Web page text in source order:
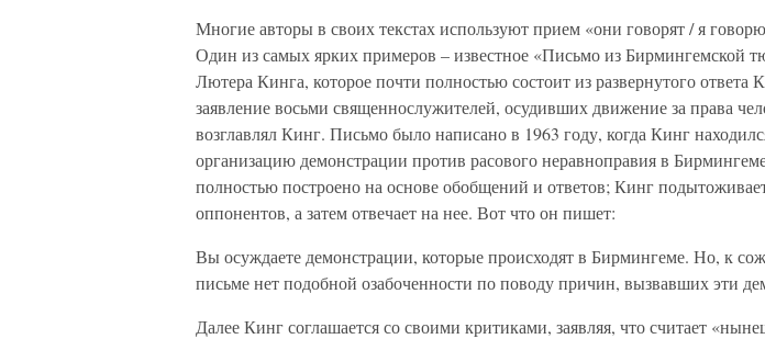
Многие авторы в своих текстах используют прием «они говорят / я
Один из самых ярких примеров – известное «Письмо из Бирмингемской
Лютера Кинга, которое почти полностью состоит из развернутого ответа
заявление восьми священнослужителей, осудивших движение за права
возглавлял Кинг. Письмо было написано в 1963 году, когда Кинг
организацию демонстрации против расового неравноправия в
полностью построено на основе обобщений и ответов; Кинг
оппонентов, а затем отвечает на нее. Вот что он пишет:
Вы осуждаете демонстрации, которые происходят в Бирмингеме. Но, к
письме нет подобной озабоченности по поводу причин, вызвавших эти
Далее Кинг соглашается со своими критиками, заявляя, что считает